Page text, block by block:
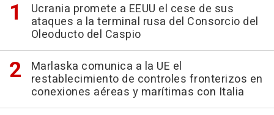
Ucrania promete a EEUU el cese de sus
ataques a la terminal rusa del Consorcio del
Oleoducto del Caspio
Marlaska comunica a la UE el
restablecimiento de controles fronterizos en
conexiones aéreas y marítimas con Italia